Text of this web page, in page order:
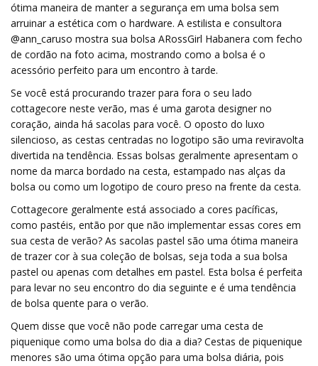
ótima maneira de manter a segurança em uma bolsa sem
arruinar a estética com o hardware. A estilista e consultora
@ann_caruso mostra sua bolsa ARossGirl Habanera com fecho
de cordão na foto acima, mostrando como a bolsa é o
acessório perfeito para um encontro à tarde.
Se você está procurando trazer para fora o seu lado
cottagecore neste verão, mas é uma garota designer no
coração, ainda há sacolas para você. O oposto do luxo
silencioso, as cestas centradas no logotipo são uma reviravolta
divertida na tendência. Essas bolsas geralmente apresentam o
nome da marca bordado na cesta, estampado nas alças da
bolsa ou como um logotipo de couro preso na frente da cesta.
Cottagecore geralmente está associado a cores pacíficas,
como pastéis, então por que não implementar essas cores em
sua cesta de verão? As sacolas pastel são uma ótima maneira
de trazer cor à sua coleção de bolsas, seja toda a sua bolsa
pastel ou apenas com detalhes em pastel. Esta bolsa é perfeita
para levar no seu encontro do dia seguinte e é uma tendência
de bolsa quente para o verão.
Quem disse que você não pode carregar uma cesta de
piquenique como uma bolsa do dia a dia? Cestas de piquenique
menores são uma ótima opção para uma bolsa diária, pois